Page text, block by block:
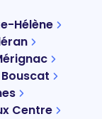
Hélène
Bouscat
Centre